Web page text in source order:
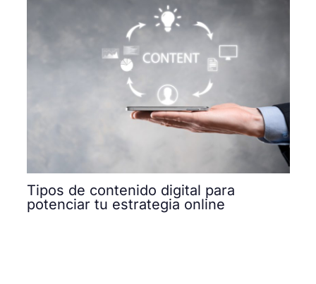
Tipos de contenido digital para
potenciar tu estrategia online